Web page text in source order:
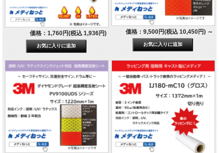
価格：1,760円(税込 1,936円) 価格：9,500円(税込 10,450円)～